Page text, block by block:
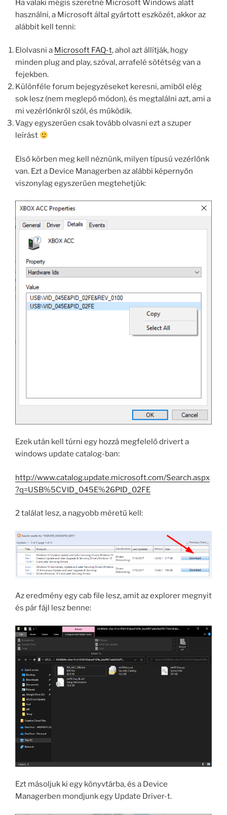
Ha valaki mégis szeretné Microsoft Windows alatt
használni, a Microsoft által gyártott eszközét, akkor az
alábbit kell tenni:
Elolvasni a Microsoft FAQ-t, ahol azt állítják, hogy
minden plug and play, szóval, arrafelé sötétség van a
fejekben.
Különféle forum bejegyzéseket keresni, amiből elég
sok lesz (nem meglepő módon), és megtalálni azt, ami a
mi vezérlőnkről szól, és működik.
Vagy egyszerűen csak tovább olvasni ezt a szuper
leírást
Első körben meg kell néznünk, milyen típusú vezérlőnk
van. Ezt a Device Managerben az alábbi képernyőn
viszonylag egyszerűen megtehetjük:
Ezek után kell túrni egy hozzá megfelelő drivert a
windows update catalog-ban:
http://www.catalog.update.microsoft.com/Search.aspx
?q=USB%5CVID_045E%26PID_02FE
2 találat lesz, a nagyobb méretű kell:
Az eredmény egy cab file lesz, amit az explorer megnyit
és pár fájl lesz benne:
Ezt másoljuk ki egy könyvtárba, és a Device
Managerben mondjunk egy Update Driver-t.